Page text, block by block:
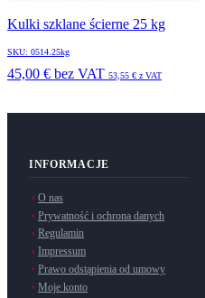
Kulki szklane ścierne 25 kg
SKU: 0514.25kg
45,00 € bez VAT 53,55 € z VAT
INFORMACJE
O nas
Prywatność i ochrona danych
Regulamin
Impressum
Prawo odstąpienia od umowy
Moje konto